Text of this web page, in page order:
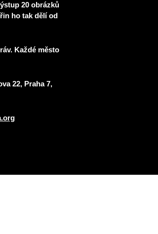
20 obrázků
ho tak dělí od
Každé město
22, Praha 7,